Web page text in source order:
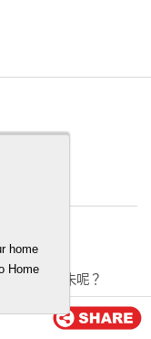
你ready未呢？
promo小斯你又有冇興
home
Home